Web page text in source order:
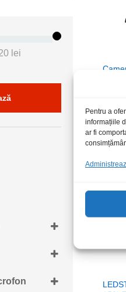
Pentru a
informațiile
ar fi
lei